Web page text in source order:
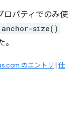
ロパティでのみ使
anchor-size()
のエントリ | 仕